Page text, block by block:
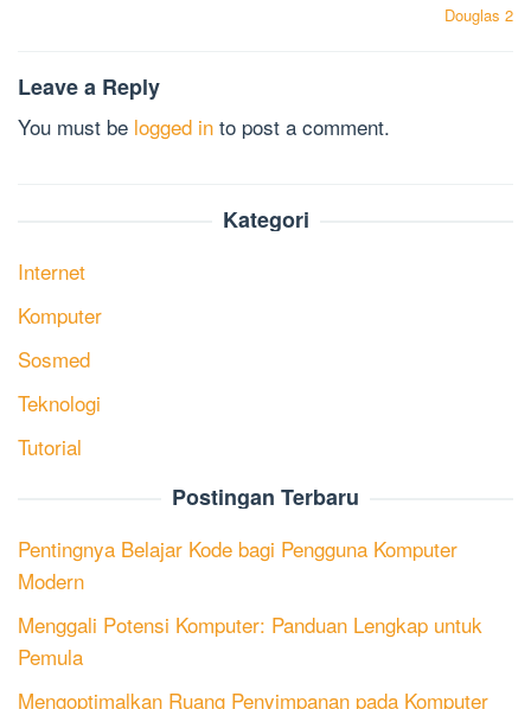
Douglas 2
Leave a Reply
You must be logged in to post a comment.
Kategori
Internet
Komputer
Sosmed
Teknologi
Tutorial
Postingan Terbaru
Pentingnya Belajar Kode bagi Pengguna Komputer
Modern
Menggali Potensi Komputer: Panduan Lengkap untuk
Pemula
Mengoptimalkan Ruang Penyimpanan pada Komputer